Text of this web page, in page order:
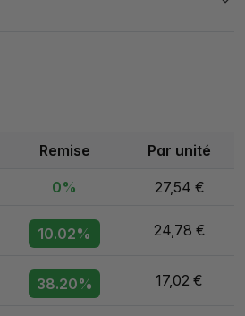
Remise Par unité
0% 27,54 €
10.02% 24,78 €
38.20% 17,02 €